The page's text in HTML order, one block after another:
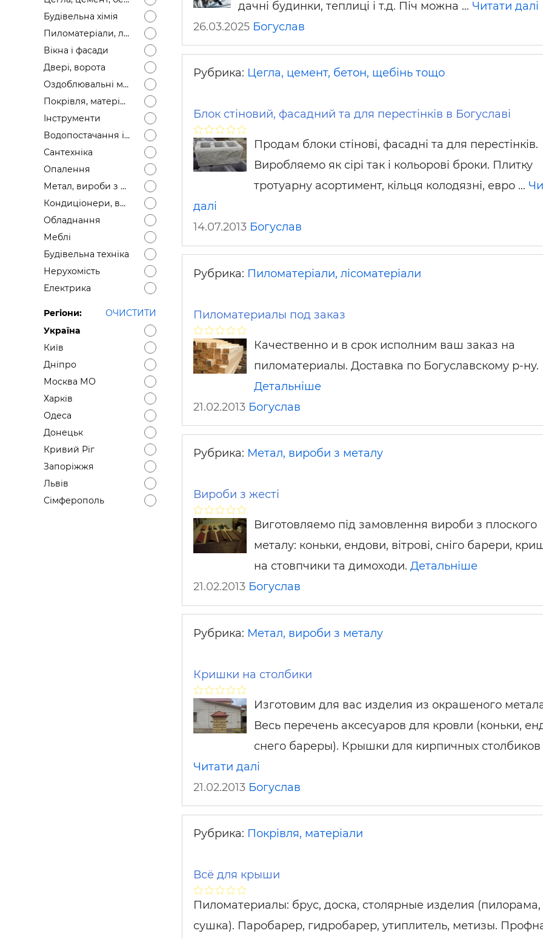
Будівельні і ремонтні послуги
Робота в будівництві
Будівельна хімія
Пиломатеріали, лісоматеріали
Вікна і фасади
Двері, ворота
Оздоблювальні матеріали
Покрівля, матеріали
Інструменти
Водопостачання і каналізація
Сантехніка
Опалення
Метал, вироби з металу
Кондиціонери, вентиляція
Обладнання
Меблі
Будівельна техніка
Нерухомість
Електрика
Регіони:
ОЧИСТИТИ
Україна
Київ
Дніпро
Москва МО
Харків
Одеса
Донецьк
Кривий Ріг
Запоріжжя
Львів
Сімферополь
дачні будинки, теплиці і т.д. Піч можна … Читати далі
26.03.2025 Богуслав
Рубрика: Цегла, цемент, бетон, щебінь тощо
Блок стіновий, фасадний та для перестінків в Богуславі
Продам блоки стінові, фасадні та для перестінків.
Виробляемо як сірі так і кольорові броки. Плитку
тротуарну асортимент, кільця колодязні, евро …
далі
14.07.2013 Богуслав
Рубрика: Пиломатеріали, лісоматеріали
Пиломатериалы под заказ
Качественно и в срок исполним ваш заказ на
пиломатериалы. Доставка по Богуславскому р-ну.
Детальніше
21.02.2013 Богуслав
Рубрика: Метал, вироби з металу
Вироби з жесті
Виготовляемо під замовлення вироби з плоского
металу: коньки, ендови, вітрові, сніго барери,
на стовпчики та димоходи. Детальніше
21.02.2013 Богуслав
Рубрика: Метал, вироби з металу
Кришки на столбики
Изготовим для вас изделия из окрашеного
Весь перечень аксесуаров для кровли (коньки,
снего бареры). Крышки для кирпичных столбиков
Читати далі
21.02.2013 Богуслав
Рубрика: Покрівля, матеріали
Всё для крыши
Пиломатериалы: брус, доска, столярные изделия (пилорама,
сушка). Паробарер, гидробарер, утиплитель, метизы.